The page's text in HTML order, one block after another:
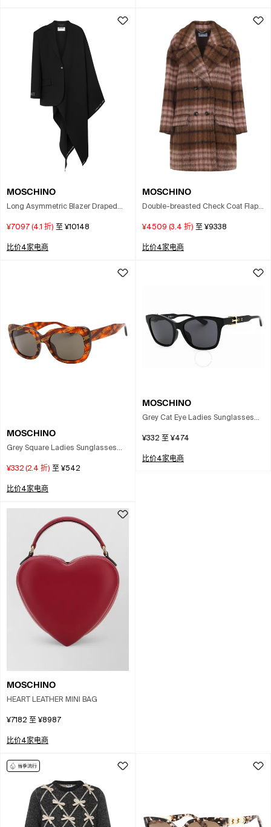
MOSCHINO
Long Asymmetric Blazer Draped
¥7097 (4.1 折) 至 ¥10148
比价4家电商
MOSCHINO
Double-breasted Check Coat Flap
¥4509 (3.4 折) 至 ¥9338
比价4家电商
MOSCHINO
Grey Square Ladies Sunglasses
¥332 (2.4 折) 至 ¥542
比价4家电商
MOSCHINO
Grey Cat Eye Ladies Sunglasses
¥332 至 ¥474
比价4家电商
MOSCHINO
HEART LEATHER MINI BAG
¥7182 至 ¥8987
比价4家电商